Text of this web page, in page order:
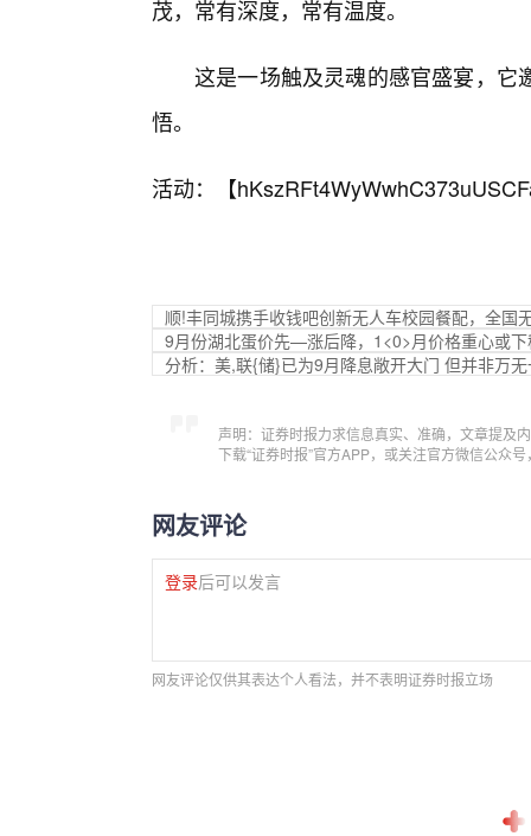
茂，常有深度，常有温度。
这是一场触及灵魂的感官盛宴，它
悟。
活动：【
顺!丰同城携手收钱吧创新无人车校园餐配，全国
9月份湖北蛋价先—涨后降，1<0>月价格重心或
分析：美,联{储}已为9月降息敞开大门 但并非万
声明：证券时报力求信息真实、准确，文章提及
下载“证券时报”官方APP，或关注官方微信公众
网友评论
登录后可以发言
网友评论仅供其表达个人看法，并不表明证券时报立场